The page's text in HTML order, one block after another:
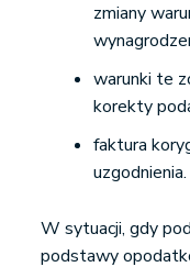
zmiany
warunki te
korekty
faktura
uzgodnienia.
W sytuacji, gdy
podstawy